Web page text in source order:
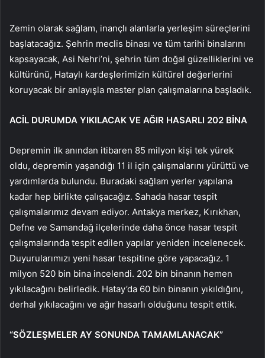
Zemin olarak sağlam, inançlı alanlarla yerleşim süreçlerini
başlatacağız. Şehrin meclis binası ve tüm tarihi binalarını
kapsayacak, Asi Nehri’ni, şehrin tüm doğal güzelliklerini ve
kültürünü, Hataylı kardeşlerimizin kültürel değerlerini
koruyacak bir anlayışla master plan çalışmalarına başladık.
ACİL DURUMDA YIKILACAK VE AĞIR HASARLI 202 BİNA
Depremin ilk anından itibaren 85 milyon kişi tek yürek
oldu, depremin yaşandığı 11 il için çalışmalarını yürüttü ve
yardımlarda bulundu. Buradaki sağlam yerler yapılana
kadar hep birlikte çalışacağız. Sahada hasar tespit
çalışmalarımız devam ediyor. Antakya merkez, Kırıkhan,
Defne ve Samandağ ilçelerinde daha önce hasar tespit
çalışmalarında tespit edilen yapılar yeniden incelenecek.
Duyurularımızı yeni hasar tespitine göre yapacağız. 1
milyon 520 bin bina incelendi. 202 bin binanın hemen
yıkılacağını belirledik. Hatay’da 60 bin binanın yıkıldığını,
derhal yıkılacağını ve ağır hasarlı olduğunu tespit ettik.
“SÖZLEŞMELER AY SONUNDA TAMAMLANACAK”